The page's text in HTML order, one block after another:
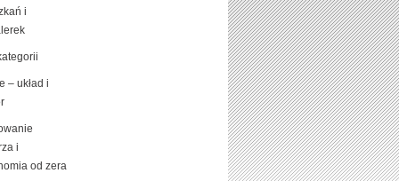
i
– układ i
i
od zera